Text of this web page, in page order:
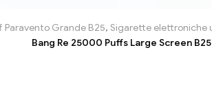
Paravento Grande B25, Sigarette elettroniche
Bang Re 25000 Puffs Large Screen